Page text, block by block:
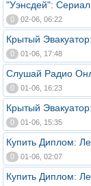
"Уэнсдей":
0 02-06, 06:22
Крытый
0 01-06, 17:48
Слушай Радио
0 01-06, 16:23
Крытый
0 01-06, 15:35
Купить Диплом:
0 01-06, 02:07
Купить Диплом: